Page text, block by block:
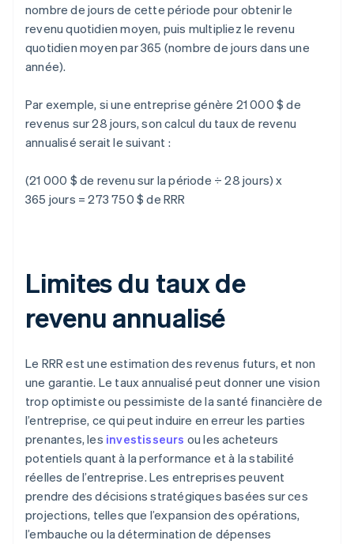
nombre de jours de cette période pour obtenir le
revenu quotidien moyen, puis multipliez le revenu
quotidien moyen par 365 (nombre de jours dans une
année).
Par exemple, si une entreprise génère 21 000 $ de
revenus sur 28 jours, son calcul du taux de revenu
annualisé serait le suivant :
(21 000 $ de revenu sur la période ÷ 28 jours) x
365 jours = 273 750 $ de RRR
Limites du taux de
revenu annualisé
Le RRR est une estimation des revenus futurs, et non
une garantie. Le taux annualisé peut donner une vision
trop optimiste ou pessimiste de la santé financière de
l’entreprise, ce qui peut induire en erreur les parties
prenantes, les investisseurs ou les acheteurs
potentiels quant à la performance et à la stabilité
réelles de l’entreprise. Les entreprises peuvent
prendre des décisions stratégiques basées sur ces
projections, telles que l’expansion des opérations,
l’embauche ou la détermination de dépenses